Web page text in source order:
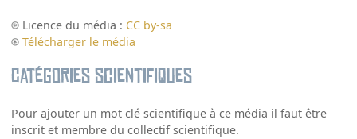
Licence du média : CC by-sa
Télécharger le média
Catégories scientifiques
Pour ajouter un mot clé scientifique à ce média il faut être
inscrit et membre du collectif scientifique.